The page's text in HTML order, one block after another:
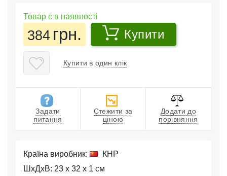
Товар є в наявності
384 грн. Купити
Купити в один клік
Задати
питання
Стежити за
ціною
Додати до
порівняння
Країна виробник:
КНР
ШхДхВ: 23 x 32 x 1 см